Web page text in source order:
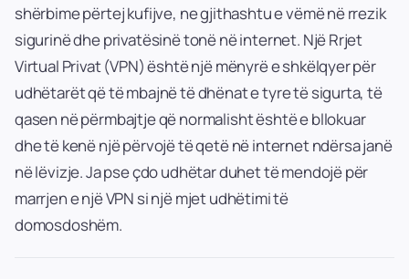
shërbime përtej kufijve, ne gjithashtu e vëmë në rrezik
sigurinë dhe privatësinë tonë në internet. Një Rrjet
Virtual Privat (VPN) është një mënyrë e shkëlqyer për
udhëtarët që të mbajnë të dhënat e tyre të sigurta, të
qasen në përmbajtje që normalisht është e bllokuar
dhe të kenë një përvojë të qetë në internet ndërsa janë
në lëvizje. Ja pse çdo udhëtar duhet të mendojë për
marrjen e një VPN si një mjet udhëtimi të
domosdoshëm.